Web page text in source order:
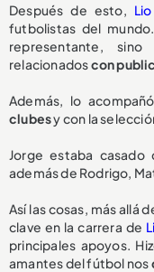
Después de esto, Lio
futbolistas del
representante,
relacionadoscon
Además, lo
clubesy con la
Jorge estaba casado
además de Rodrigo,
Así las cosas, más allá
clave en la carrera de
principales apoyos.
amantes del fútbol nos